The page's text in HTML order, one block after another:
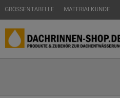
GRÖSSENTABELLE MATERIALKUNDE